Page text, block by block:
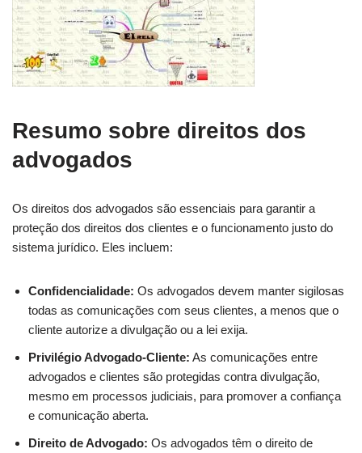
Resumo sobre direitos dos
advogados
Os direitos dos advogados são essenciais para garantir a
proteção dos direitos dos clientes e o funcionamento justo do
sistema jurídico. Eles incluem:
Confidencialidade: Os advogados devem manter sigilosas
todas as comunicações com seus clientes, a menos que o
cliente autorize a divulgação ou a lei exija.
Privilégio Advogado-Cliente: As comunicações entre
advogados e clientes são protegidas contra divulgação,
mesmo em processos judiciais, para promover a confiança
e comunicação aberta.
Direito de Advogado: Os advogados têm o direito de